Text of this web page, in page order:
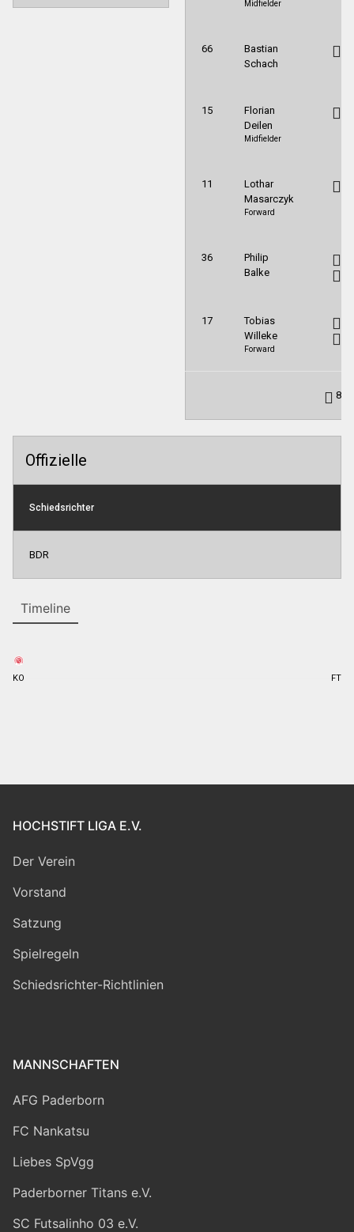
Midfielder
66
Bastian
Schach
15
Florian
Deilen
Midfielder
11
Lothar
Masarczyk
Forward
36
Philip
Balke
17
Tobias
Willeke
Forward
8
Offizielle
Schiedsrichter
BDR
Timeline
KO FT
HOCHSTIFT LIGA E.V.
Der Verein
Vorstand
Satzung
Spielregeln
Schiedsrichter-Richtlinien
MANNSCHAFTEN
AFG Paderborn
FC Nankatsu
Liebes SpVgg
Paderborner Titans e.V.
SC Futsalinho 03 e.V.